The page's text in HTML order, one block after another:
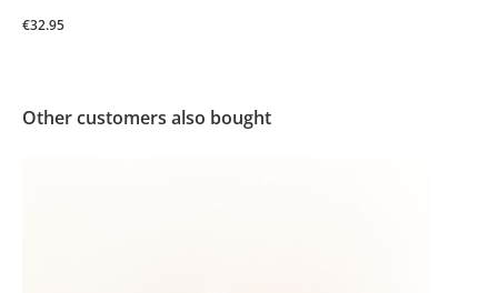
€32.95
Other customers also bought